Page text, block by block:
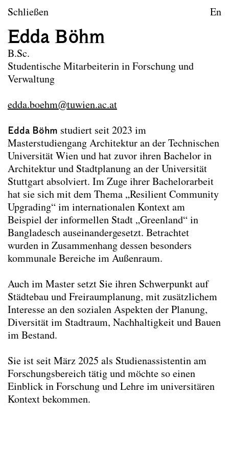
zum Inhalt springen
Landschaftsarchitektur
Leitbild
Lehre
Forschungsprojekte
Archiv
Erasmus
Team
Schließen En
Edda Böhm
B.Sc.
Studentische Mitarbeiterin in Forschung und
Verwaltung
edda.boehm@tuwien.ac.at
Edda Böhm studiert seit 2023 im
Masterstudiengang Architektur an der Technischen
Universität Wien und hat zuvor ihren Bachelor in
Architektur und Stadtplanung an der Universität
Stuttgart absolviert. Im Zuge ihrer Bachelorarbeit
hat sie sich mit dem Thema „Resilient Community
Upgrading“ im internationalen Kontext am
Beispiel der informellen Stadt „Greenland“ in
Bangladesch auseinandergesetzt. Betrachtet
wurden in Zusammenhang dessen besonders
kommunale Bereiche im Außenraum.
Auch im Master setzt Sie ihren Schwerpunkt auf
Städtebau und Freiraumplanung, mit zusätzlichem
Interesse an den sozialen Aspekten der Planung,
Diversität im Stadtraum, Nachhaltigkeit und Bauen
im Bestand.
Sie ist seit März 2025 als Studienassistentin am
Forschungsbereich tätig und möchte so einen
Einblick in Forschung und Lehre im universitären
Kontext bekommen.
Team
Professor*innen
Wissenschaftliche Mitarbeiter*innen
Studienassistent*innen
Dominik Schmidt
Edda Böhm
Tutor*innen
Projektmitarbeiter*innen
Sekretariat
Lektor*innen
Ehemaliges Team
Kontakt
Impressum